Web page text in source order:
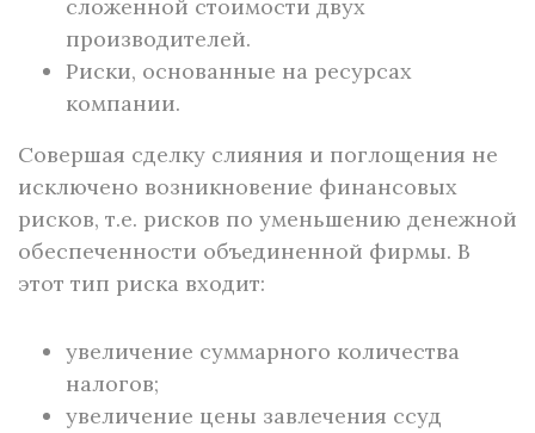
сложенной стоимости двух
производителей.
Риски, основанные на ресурсах
компании.
Совершая сделку слияния и поглощения не
исключено возникновение финансовых
рисков, т.е. рисков по уменьшению денежной
обеспеченности объединенной фирмы. В
этот тип риска входит:
увеличение суммарного количества
налогов;
увеличение цены завлечения ссуд